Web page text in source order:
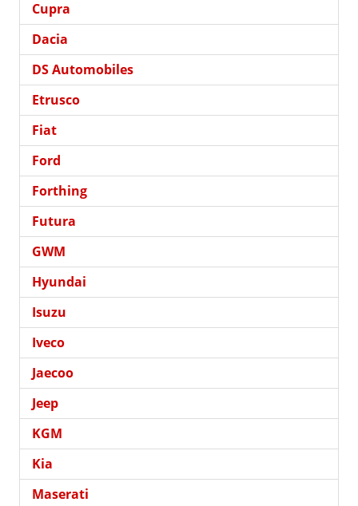
Cupra
Dacia
DS Automobiles
Etrusco
Fiat
Ford
Forthing
Futura
GWM
Hyundai
Isuzu
Iveco
Jaecoo
Jeep
KGM
Kia
Maserati